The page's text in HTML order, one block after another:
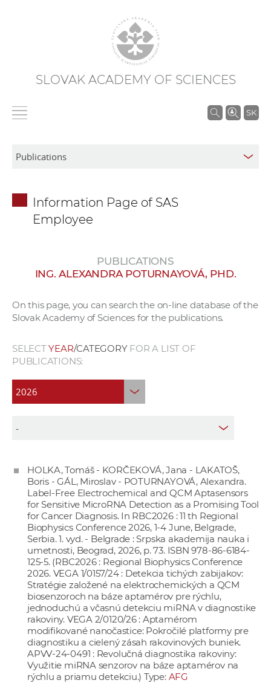
SLOVAK ACADEMY OF SCIENCES
SK
S
w
r
Information Page of SAS
Employee
PUBLICATIONS
ING. ALEXANDRA POTURNAYOVÁ, PHD.
On this page, you can search the on-line database of the
Slovak Academy of Sciences for the publications.
SELECTYEAR/CATEGORYFOR A LIST OF
PUBLICATIONS:
HOLKA, Tomáš - KORČEKOVÁ, Jana - LAKATOŠ,
Boris - GÁL, Miroslav - POTURNAYOVÁ, Alexandra.
Label-Free Electrochemical and QCM Aptasensors
for Sensitive MicroRNA Detection as a Promising Tool
for Cancer Diagnosis. In RBC2026 : 11 th Regional
Biophysics Conference 2026, 1-4 June, Belgrade,
Serbia. 1. vyd. - Belgrade : Srpska akademija nauka i
umetnosti, Beograd, 2026, p. 73. ISBN 978-86-6184-
125-5. (RBC2026 : Regional Biophysics Conference
2026. VEGA 1/0157/24 : Detekcia tichých zabijakov:
Stratégie založené na elektrochemických a QCM
biosenzoroch na báze aptamérov pre rýchlu,
jednoduchú a včasnú detekciu miRNA v diagnostike
rakoviny. VEGA 2/0120/26 : Aptamérom
modifikované nanočastice: Pokročilé platformy pre
diagnostiku a cielený zásah rakovinových buniek.
APVV-24-0491 : Revolučná diagnostika rakoviny:
Využitie miRNA senzorov na báze aptamérov na
rýchlu a priamu detekciu.) Type: AFG